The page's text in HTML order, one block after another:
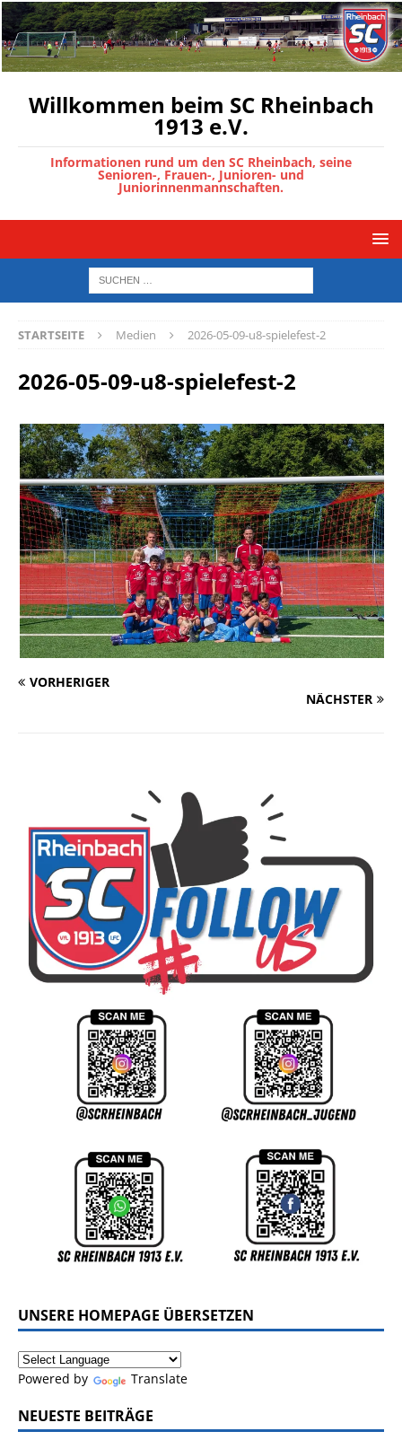
Willkommen beim SC Rheinbach
1913 e.V.
Informationen rund um den SC Rheinbach, seine
Senioren-, Frauen-, Junioren- und
Juniorinnenmannschaften.
STARTSEITE Medien 2026-05-09-u8-spielefest-2
2026-05-09-u8-spielefest-2
VORHERIGER
NÄCHSTER
UNSERE HOMEPAGE ÜBERSETZEN
Powered by Translate
NEUESTE BEITRÄGE